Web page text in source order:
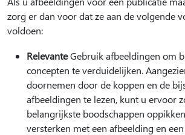
zorg er dan voor dat ze aan de volgende
voldoen:
RelevanteGebruik afbeeldingen om
concepten te verduidelijken.
doornemen door de koppen en de
afbeeldingen te lezen, kunt u ervoor
belangrijkste boodschappen
versterken met een afbeelding en